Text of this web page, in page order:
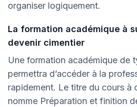
organiser logiquement.
La formation académique à
devenir cimentier
Une formation académique de
permettra d’accéder à la
rapidement. Le titre du cours à
nomme Préparation et finition